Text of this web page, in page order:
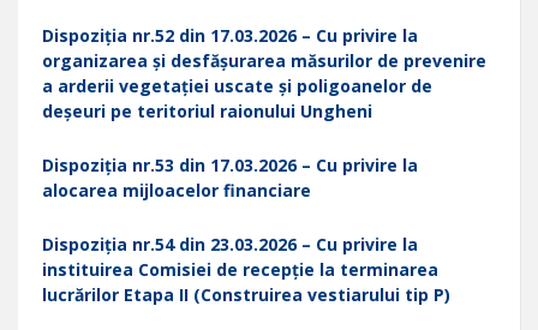
Dispoziția nr.52 din 17.03.2026 – Cu privire la
organizarea și desfășurarea măsurilor de prevenire
a arderii vegetației uscate și poligoanelor de
deșeuri pe teritoriul raionului Ungheni
Dispoziția nr.53 din 17.03.2026 – Cu privire la
alocarea mijloacelor financiare
Dispoziția nr.54 din 23.03.2026 – Cu privire la
instituirea Comisiei de recepție la terminarea
lucrărilor Etapa II (Construirea vestiarului tip P)